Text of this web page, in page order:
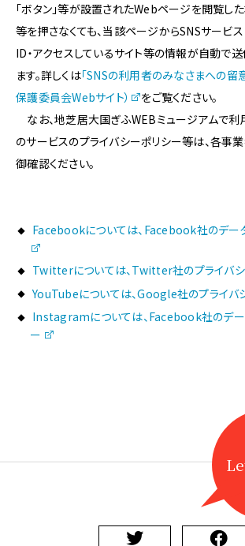
「ボタン」等が設置されたWebページを閲覧した
等を押さなくても、当該ページからSNSサービ
ID・アクセスしているサイト等の情報が自動で
ます。詳しくは「SNSの利用者のみなさまへの留
保護委員会Webサイト）
をご覧ください。
なお、地芝居大国ぎふWEBミュージアムで利
のサービスのプライバシーポリシー等は、各事
御確認ください。
Facebookについては、Facebook社のデー
Twitterについては、Twitter社のプライバ
YouTubeについては、Google社のプライバ
Instagramについては、Facebook社のデー
ー